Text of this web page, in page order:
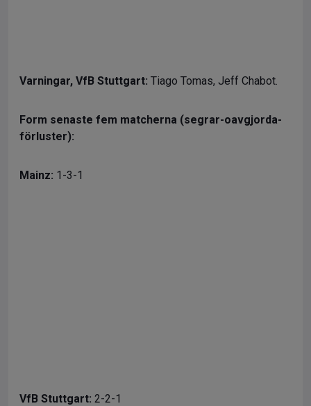
Varningar, VfB Stuttgart: Tiago Tomas, Jeff Chabot.
Form senaste fem matcherna (segrar-oavgjorda-
förluster):
Mainz: 1-3-1
VfB Stuttgart: 2-2-1